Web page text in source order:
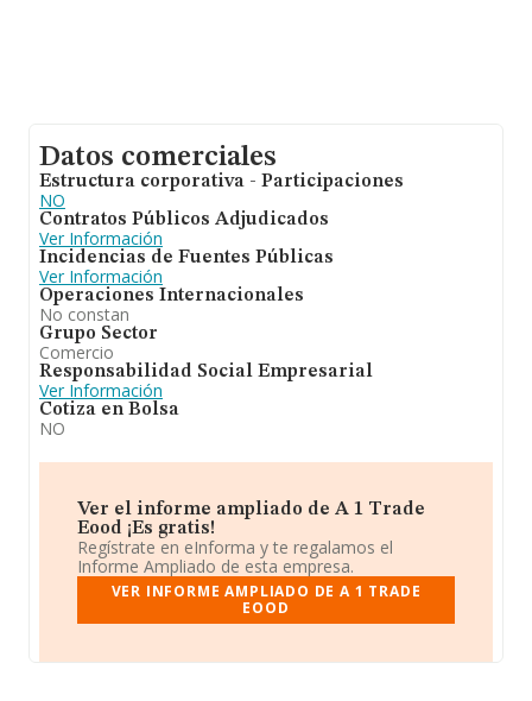
Datos comerciales
Estructura corporativa - Participaciones
NO
Contratos Públicos Adjudicados
Ver Información
Incidencias de Fuentes Públicas
Ver Información
Operaciones Internacionales
No constan
Grupo Sector
Comercio
Responsabilidad Social Empresarial
Ver Información
Cotiza en Bolsa
NO
Ver el informe ampliado de A 1 Trade
Eood ¡Es gratis!
Regístrate en eInforma y te regalamos el
Informe Ampliado de esta empresa.
VER INFORME AMPLIADO DE A 1 TRADE
EOOD